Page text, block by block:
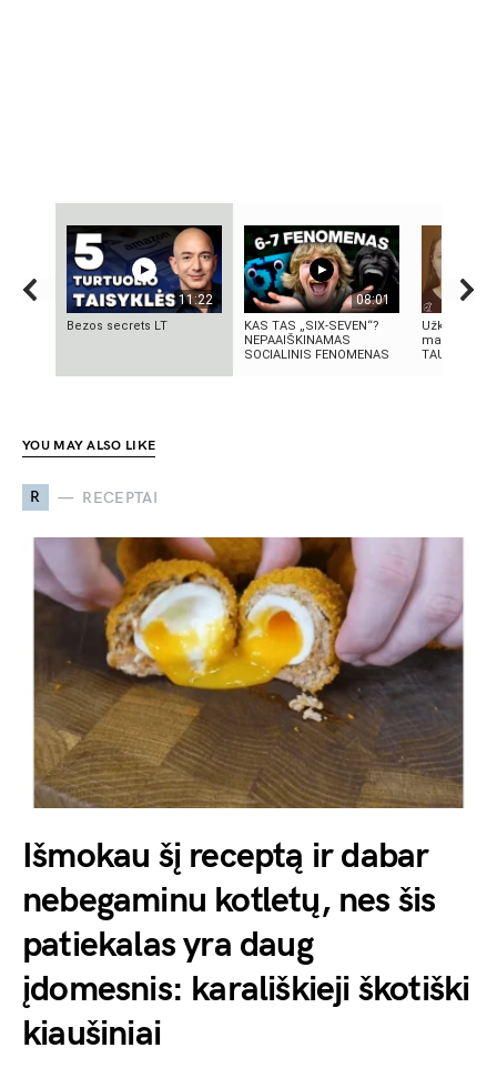
11:22
Bezos secrets LT
08:01
KAS TAS „SIX-SEVEN“?
NEPAAIŠKINAMAS
SOCIALINIS FENOMENAS
Užkritę
makiažo
TAU!!! |
YOU MAY ALSO LIKE
R RECEPTAI
Išmokau šį receptą ir dabar
nebegaminu kotletų, nes šis
patiekalas yra daug
įdomesnis: karališkieji škotiški
kiaušiniai